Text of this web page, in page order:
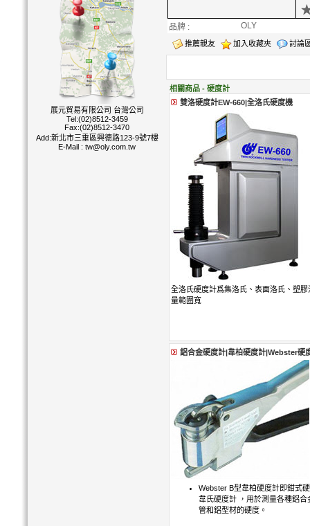
展元貿易有限公司 台灣公司
Tel:(02)8512-3459
Fax:(02)8512-3470
Add:新北市三重區興德路123-9號7樓
E-Mail : tw@oly.com.tw
★
品牌 : OLY
推薦親友 加入收藏夾 討論
相關商品 - 硬度計
雙洛硬度計EW-660|全洛氏硬度機
全洛氏硬度計爲集洛氏、表面洛氏、塑
量範圍寬
鋁合金硬度計|韋柏硬度計|Webster硬
Webster B型韋柏硬度計即鉗式
韋氏硬度計 ，用於測量各種鋁
管和鋁型材的硬度。